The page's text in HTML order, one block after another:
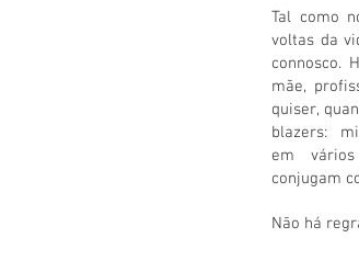
Tal como
voltas da
connosco.
mãe,
quiser,
blazers:
em vários
conjugam
Não há